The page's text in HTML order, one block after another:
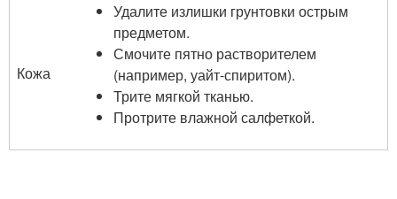
Кожа
Удалите излишки грунтовки острым
предметом.
Смочите пятно растворителем
(например, уайт-спиритом).
Трите мягкой тканью.
Протрите влажной салфеткой.